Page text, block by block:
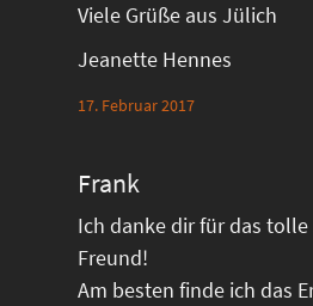
Viele Grüße aus Jülich
Jeanette Hennes
17. Februar 2017
Frank
Ich danke dir für das
Freund!
Am besten finde ich das